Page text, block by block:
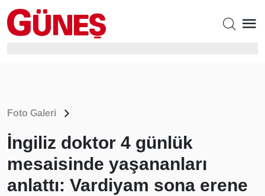
Foto Galeri
İngiliz doktor 4 günlük
mesaisinde yaşananları
anlattı: Vardiyam sona erene